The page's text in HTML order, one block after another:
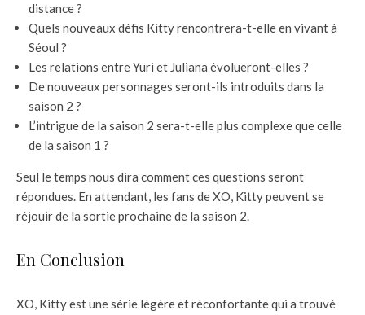
distance ?
Quels nouveaux défis Kitty rencontrera-t-elle en vivant à
Séoul ?
Les relations entre Yuri et Juliana évolueront-elles ?
De nouveaux personnages seront-ils introduits dans la
saison 2 ?
L’intrigue de la saison 2 sera-t-elle plus complexe que celle
de la saison 1 ?
Seul le temps nous dira comment ces questions seront
répondues. En attendant, les fans de XO, Kitty peuvent se
réjouir de la sortie prochaine de la saison 2.
En Conclusion
XO, Kitty est une série légère et réconfortante qui a trouvé